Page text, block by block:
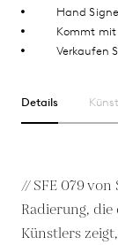
Hand
Kommt mit
Verkaufen
Details
// SFE 079
Radierung,
Künstlers